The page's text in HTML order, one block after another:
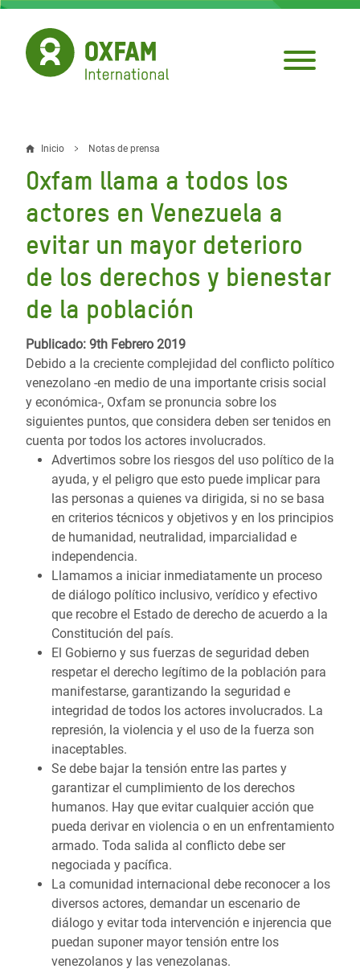
Pasar
contenido
principal
Sobrescribir
enlaces
de
ayuda
a
la
navegación
Inicio Notas de prensa
Oxfam llama a todos los
actores en Venezuela a
evitar un mayor deterioro
de los derechos y bienestar
de la población
Publicado: 9th Febrero 2019
Debido a la creciente complejidad del conflicto político
venezolano -en medio de una importante crisis social
y económica-, Oxfam se pronuncia sobre los
siguientes puntos, que considera deben ser tenidos en
cuenta por todos los actores involucrados.
Advertimos sobre los riesgos del uso político de la
ayuda, y el peligro que esto puede implicar para
las personas a quienes va dirigida, si no se basa
en criterios técnicos y objetivos y en los principios
de humanidad, neutralidad, imparcialidad e
independencia.
Llamamos a iniciar inmediatamente un proceso
de diálogo político inclusivo, verídico y efectivo
que recobre el Estado de derecho de acuerdo a la
Constitución del país.
El Gobierno y sus fuerzas de seguridad deben
respetar el derecho legítimo de la población para
manifestarse, garantizando la seguridad e
integridad de todos los actores involucrados. La
represión, la violencia y el uso de la fuerza son
inaceptables.
Se debe bajar la tensión entre las partes y
garantizar el cumplimiento de los derechos
humanos. Hay que evitar cualquier acción que
pueda derivar en violencia o en un enfrentamiento
armado. Toda salida al conflicto debe ser
negociada y pacífica.
La comunidad internacional debe reconocer a los
diversos actores, demandar un escenario de
diálogo y evitar toda intervención e injerencia que
puedan suponer mayor tensión entre los
venezolanos y las venezolanas.